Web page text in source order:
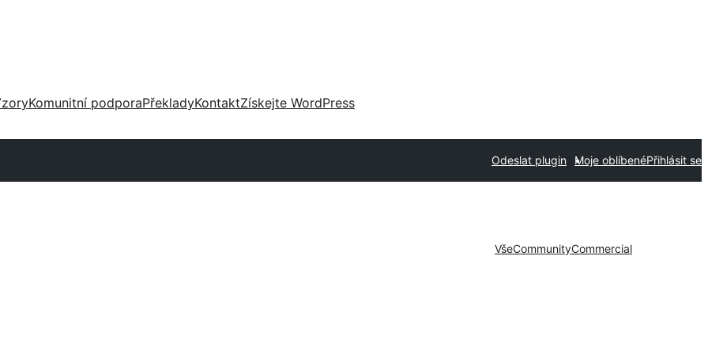
Komunitní podporaPřekladyKontaktZískejte WordPress
Odeslat plugin Moje oblíbenéPřihlásit se
VšeCommunityCommercial